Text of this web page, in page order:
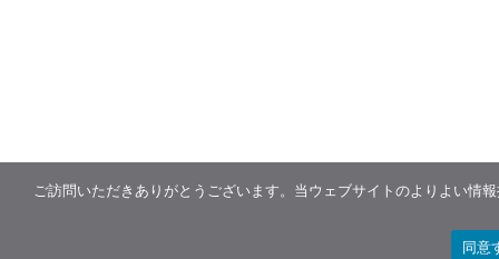
ご訪問いただきありがとうございます。当ウェブサイトのよりよい
同意